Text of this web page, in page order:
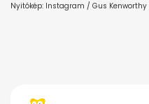
Nyitókép: Instagram / Gus Kenworthy